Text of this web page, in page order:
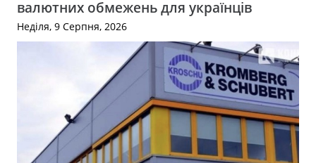
валютних обмежень для українців
Неділя, 9 Серпня, 2026